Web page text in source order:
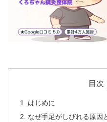
目次
はじめに
なぜ手足がしびれる原因